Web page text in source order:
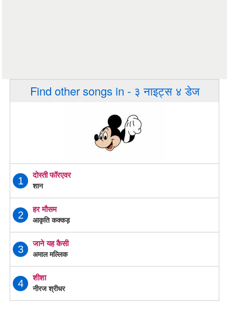
Find other songs in - ३ नाइट्स ४ डेज
1
दोस्ती फॉरएवर
शान
2
हर मौसम
आकृति कक्कड़
3
जाने यह कैसी
अमाल मल्लिक
4
शीशा
नीरज श्रीधर